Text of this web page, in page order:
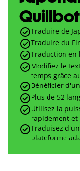
Quillbot
Traduire de
Traduire du
Traduction en
Modifiez le
temps grâce
Bénéficier
Plus de 52
Utilisez la
rapidement et
Traduisez
plateforme